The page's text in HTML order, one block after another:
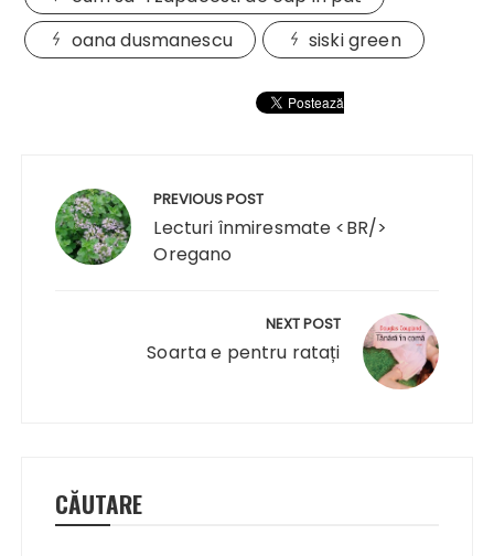
oana dusmanescu
siski green
articole
PREVIOUS POST
Lecturi înmiresmate <BR/>
Oregano
NEXT POST
Soarta e pentru ratați
CĂUTARE